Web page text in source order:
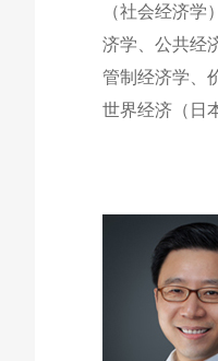
（社会经济学
济学、公共经
管制经济学、
世界经济（日